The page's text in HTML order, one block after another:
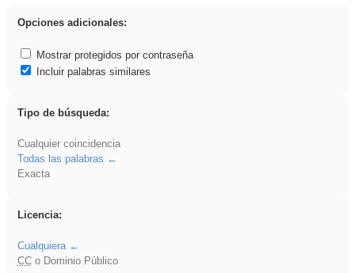
Opciones adicionales:
Mostrar protegidos por contraseña
Incluir palabras similares
Tipo de búsqueda:
Cualquier coincidencia
Todas las palabras
Exacta
Licencia:
Cualquiera
CCo Dominio Público